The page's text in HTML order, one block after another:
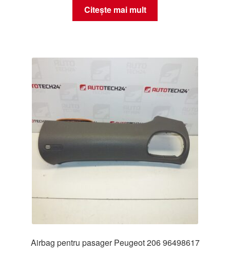
Citește mai mult
Airbag pentru pasager Peugeot 206 96498617